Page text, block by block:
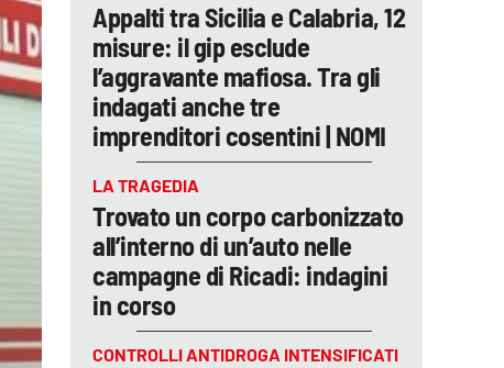
Appalti tra Sicilia e Calabria, 12
misure: il gip esclude
l’aggravante mafiosa. Tra gli
indagati anche tre
imprenditori cosentini | NOMI
LA TRAGEDIA
Trovato un corpo carbonizzato
all’interno di un’auto nelle
campagne di Ricadi: indagini
in corso
CONTROLLI ANTIDROGA INTENSIFICATI